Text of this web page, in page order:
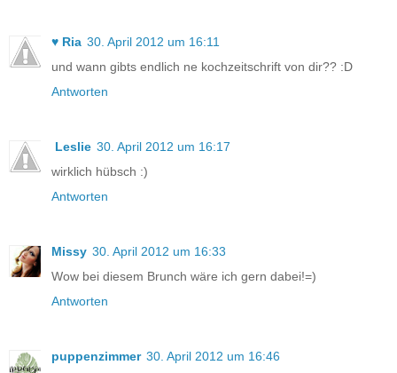
♥ Ria 30. April 2012 um 16:11
und wann gibts endlich ne kochzeitschrift von dir?? :D
Antworten
Leslie 30. April 2012 um 16:17
wirklich hübsch :)
Antworten
Missy 30. April 2012 um 16:33
Wow bei diesem Brunch wäre ich gern dabei!=)
Antworten
puppenzimmer 30. April 2012 um 16:46